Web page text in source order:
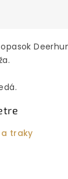
traky